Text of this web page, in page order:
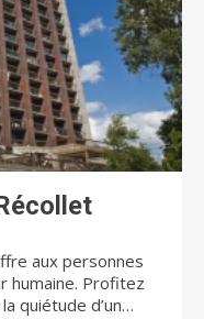
aux personnes
humaine. Profitez
quiétude d’un